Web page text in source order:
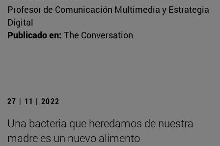
Profesor de Comunicación Multimedia y Estrategia
Digital
Publicado en: The Conversation
27 | 11 | 2022
Una bacteria que heredamos de nuestra
madre es un nuevo alimento